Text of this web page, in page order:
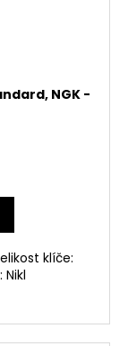
NGK -
klíče: